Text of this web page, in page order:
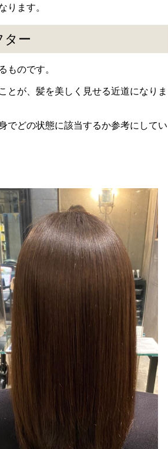
ります。
ター
ものです。
とが、髪を美しく見せる近道になりま
でどの状態に該当するか参考にしてい